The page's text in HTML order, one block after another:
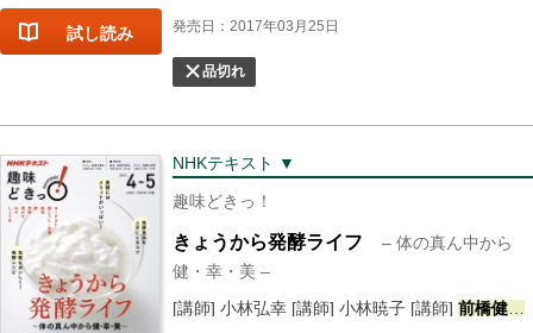
試し読み 発売日：2017年03月25日
品切れ
NHKテキスト ▼
趣味どきっ！
きょうから発酵ライフ
– 体の真ん中から
健・幸・美 –
[講師] 小林弘幸 [講師] 小林暁子 [講師] 前橋健二